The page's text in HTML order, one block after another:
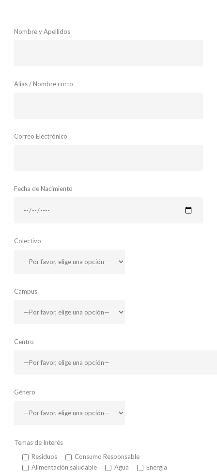
Nombre y Apellidos
Alias / Nombre corto
Correo Electrónico
Fecha de Nacimiento
Colectivo
Campus
Centro
Género
Temas de Interés
Residuos
Consumo Responsable
Alimentación saludable
Agua Energía